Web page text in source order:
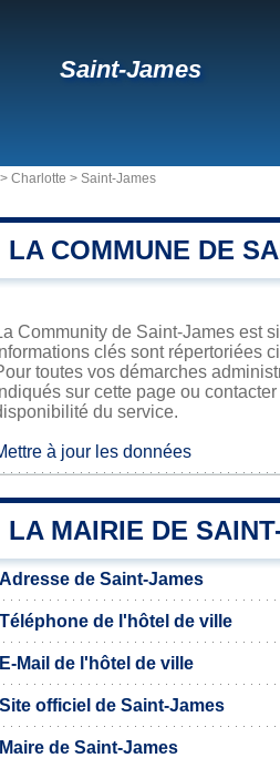
Saint-James
> Charlotte > Saint-James
LA COMMUNE DE
Community de Saint-James est
clés sont répertoriées
toutes vos démarches
sur cette page ou
du service.
à jour les données
LA MAIRIE DE
Adresse de Saint-James
Téléphone de l'hôtel de ville
E-Mail de l'hôtel de ville
Site officiel de Saint-James
Maire de Saint-James